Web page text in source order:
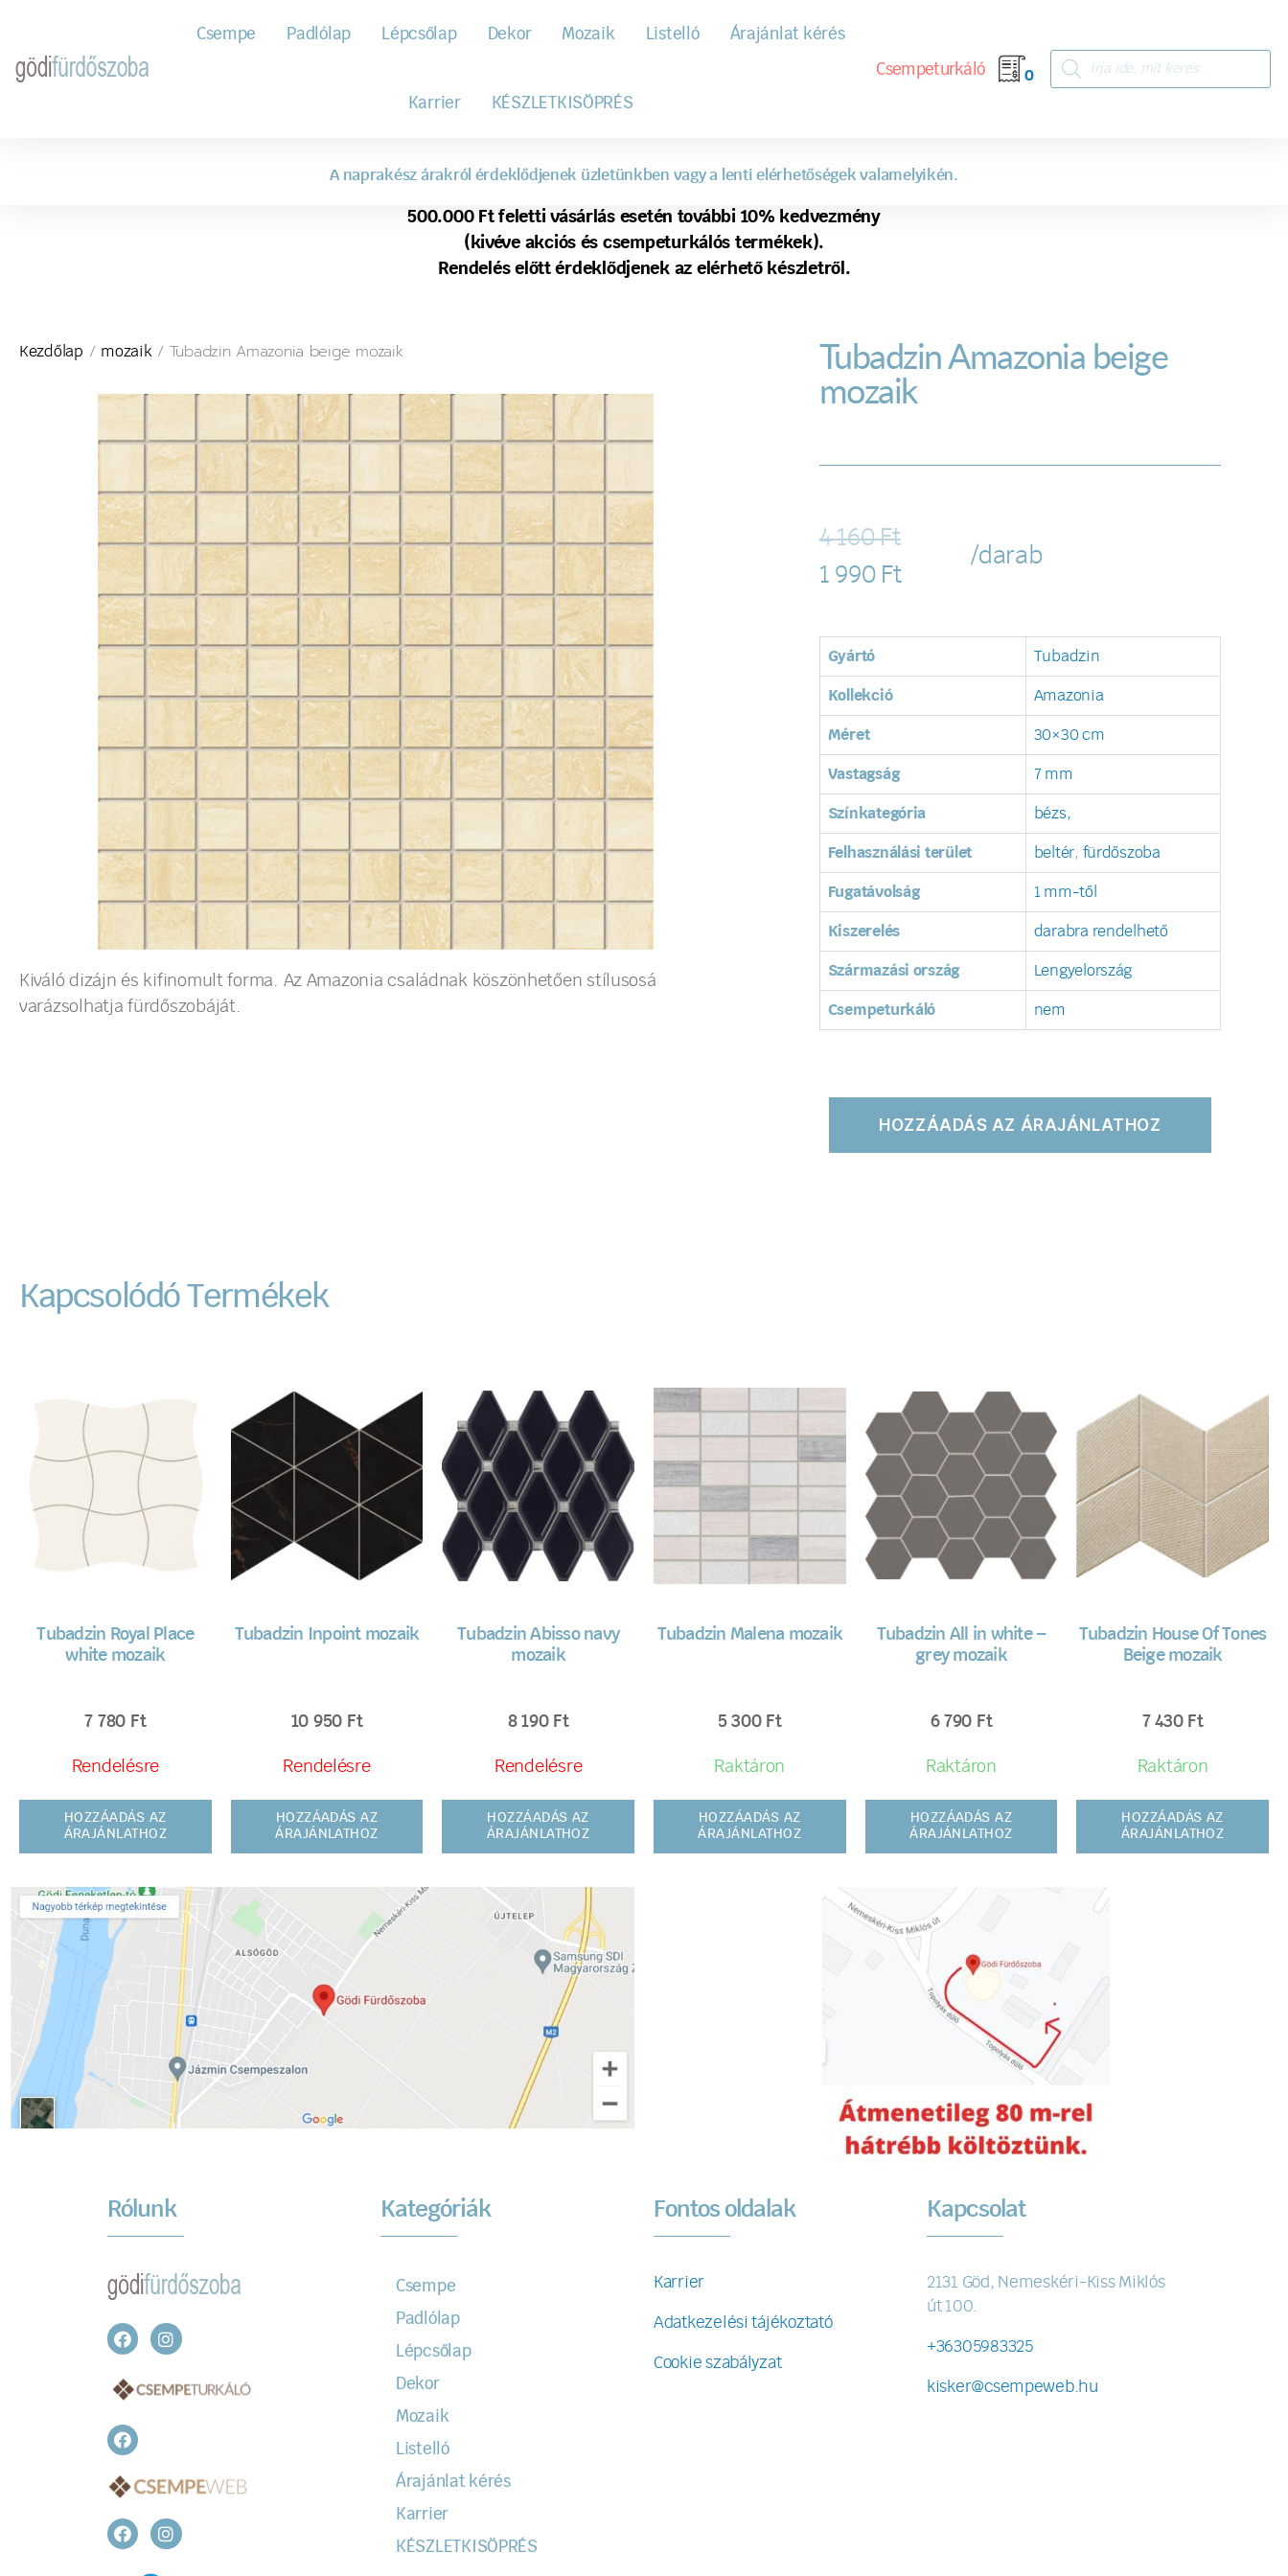
Csempe Padlólap Lépcsőlap Dekor Mozaik Listelló Árajánlat kérés
Karrier KÉSZLETKISÖPRÉS
Csempeturkáló 0
A naprakész árakról érdeklődjenek üzletünkben vagy a lenti elérhetőségek valamelyikén.
500.000 Ft feletti vásárlás esetén további 10% kedvezmény
(kivéve akciós és csempeturkálós termékek).
Rendelés előtt érdeklődjenek az elérhető készletről.
Kezdőlap / mozaik/ Tubadzin Amazonia beige mozaik
Kiváló dizájn és kifinomult forma. Az Amazonia családnak köszönhetően stílusosá
varázsolhatja fürdőszobáját.
Tubadzin Amazonia beige
mozaik
4 160Ft
1 990 Ft
/darab
Gyártó Tubadzin
Kollekció Amazonia
Méret 30×30 cm
Vastagság 7 mm
Színkategória bézs,
Felhasználási terület beltér, fürdőszoba
Fugatávolság 1 mm-től
Kiszerelés darabra rendelhető
Származási ország Lengyelország
Csempeturkáló nem
HOZZÁADÁS AZ ÁRAJÁNLATHOZ
Kapcsolódó Termékek
Tubadzin Royal Place
white mozaik
7 780 Ft
Rendelésre
HOZZÁADÁS AZ
ÁRAJÁNLATHOZ
Tubadzin Inpoint mozaik
10 950 Ft
Rendelésre
HOZZÁADÁS AZ
ÁRAJÁNLATHOZ
Tubadzin Abisso navy
mozaik
8 190 Ft
Rendelésre
HOZZÁADÁS AZ
ÁRAJÁNLATHOZ
Tubadzin Malena mozaik
5 300 Ft
Raktáron
HOZZÁADÁS AZ
ÁRAJÁNLATHOZ
Tubadzin All in white –
grey mozaik
6 790 Ft
Raktáron
HOZZÁADÁS AZ
ÁRAJÁNLATHOZ
Tubadzin House Of Tones
Beige mozaik
7 430 Ft
Raktáron
HOZZÁADÁS AZ
ÁRAJÁNLATHOZ
Rólunk Kategóriák
Csempe
Padlólap
Lépcsőlap
Dekor
Mozaik
Listelló
Árajánlat kérés
Karrier
KÉSZLETKISÖPRÉS
Fontos oldalak
Karrier
Adatkezelési tájékoztató
Cookie szabályzat
Kapcsolat
2131 Göd, Nemeskéri-Kiss Miklós
út 100.
+36305983325
kisker@csempeweb.hu